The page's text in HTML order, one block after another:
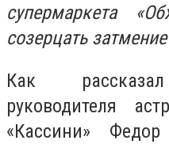
супермаркета
созерцать
Как рассказал
руководителя
«Кассини»